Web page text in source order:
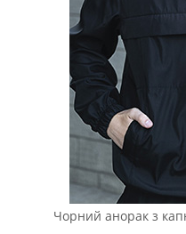
Чорний анорак з